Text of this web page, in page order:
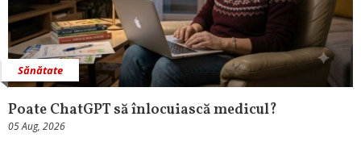
Sănătate
Poate ChatGPT să înlocuiască medicul?
05 Aug, 2026